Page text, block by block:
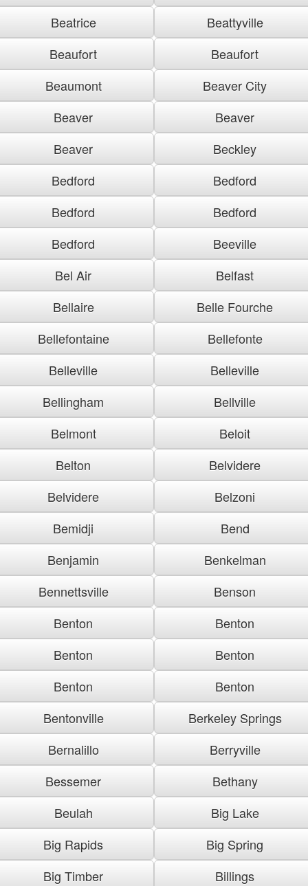
Beatrice
Beattyville
Beaufort
Beaufort
Beaumont
Beaver City
Beaver
Beaver
Beaver
Beckley
Bedford
Bedford
Bedford
Bedford
Bedford
Beeville
Bel Air
Belfast
Bellaire
Belle Fourche
Bellefontaine
Bellefonte
Belleville
Belleville
Bellingham
Bellville
Belmont
Beloit
Belton
Belvidere
Belvidere
Belzoni
Bemidji
Bend
Benjamin
Benkelman
Bennettsville
Benson
Benton
Benton
Benton
Benton
Benton
Benton
Bentonville
Berkeley Springs
Bernalillo
Berryville
Bessemer
Bethany
Beulah
Big Lake
Big Rapids
Big Spring
Big Timber
Billings